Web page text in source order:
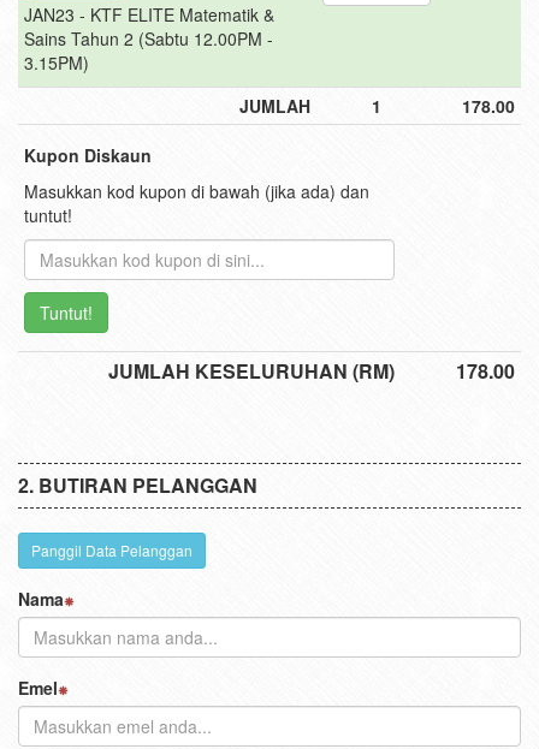
JAN23 - KTF ELITE Matematik &
Sains Tahun 2 (Sabtu 12.00PM -
3.15PM)
JUMLAH 1 178.00
Kupon Diskaun
Masukkan kod kupon di bawah (jika ada) dan
tuntut!
Tuntut!
JUMLAH KESELURUHAN (RM) 178.00
BUTIRAN PELANGGAN
Panggil Data Pelanggan
Nama
Emel